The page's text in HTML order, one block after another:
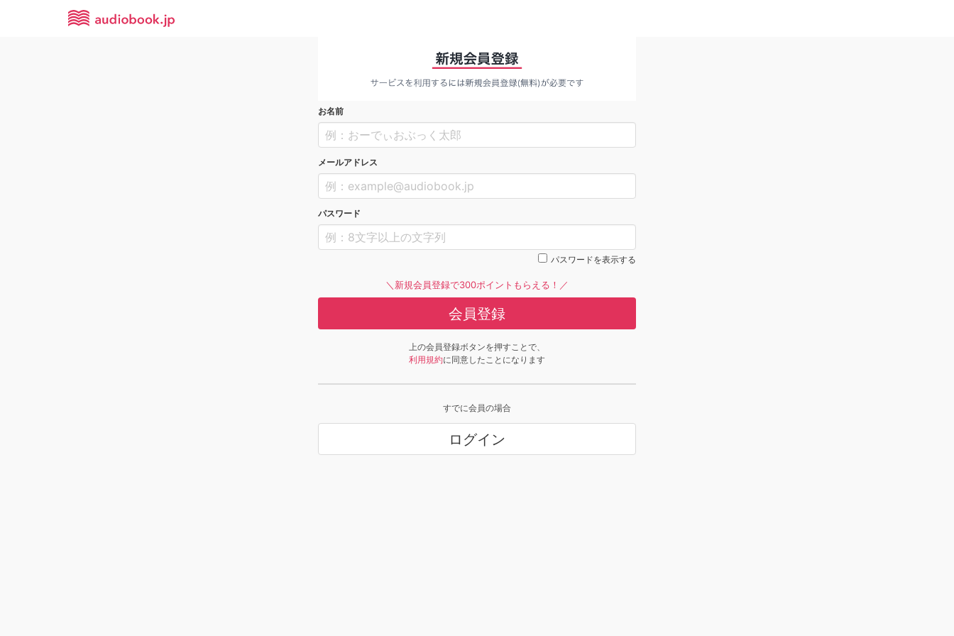
お名前
メールアドレス
パスワード
パスワードを表示する
＼新規会員登録で300ポイントもらえる！／
会員登録
上の会員登録ボタンを押すことで、
利用規約に同意したことになります
すでに会員の場合
ログイン